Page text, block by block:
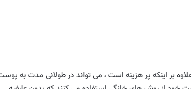
بر اینکه پر هزینه است ، می تواند در طولانی مدت به